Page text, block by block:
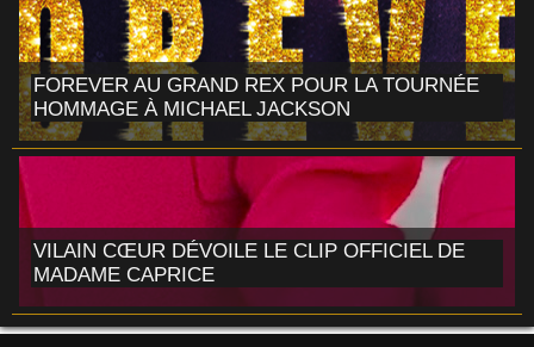
FOREVER AU GRAND REX POUR LA TOURNÉE
HOMMAGE À MICHAEL JACKSON
VILAIN CŒUR DÉVOILE LE CLIP OFFICIEL DE
MADAME CAPRICE